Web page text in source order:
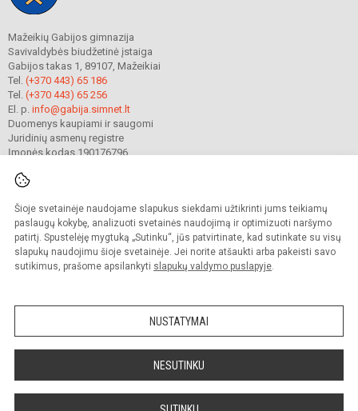
Šioje svetainėje naudojame slapukus siekdami užtikrinti jums teikiamų
paslaugų kokybę, analizuoti svetainės naudojimą ir optimizuoti naršymo
patirtį. Spustelėję mygtuką „Sutinku“, jūs patvirtinate, kad sutinkate su visų
slapukų naudojimu šioje svetainėje. Jei norite atšaukti arba pakeisti savo
sutikimus, prašome apsilankyti slapukų valdymo puslapyje.
NUSTATYMAI
NESUTINKU
Mažeikių Gabijos gimnazija
Savivaldybės biudžetinė įstaiga
Gabijos takas 1, 89107, Mažeikiai
Tel. (+370 443) 65 186
Tel. (+370 443) 65 256
El. p. info@gabija.simnet.lt
Duomenys kaupiami ir saugomi
Juridinių asmenų registre
Įmonės kodas 190176796
© 2023. Mažeikių Gabijos gimnazija. Visos teisės saugomos.
Kopijuoti turinį be raštiško gimnazijos sutikimo griežtai draudžiama.
Prieinamumo paraiška Slapukų valdymas
Sumanus būdas atnaujinti